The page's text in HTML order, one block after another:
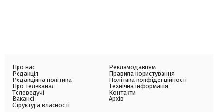
Про нас
Редакція
Редакційна політика
Про телеканал
Телеведучі
Вакансії
Структура власності
Рекламодавцям
Правила користування
Політика конфіденційності
Технічна інформація
Контакти
Архів